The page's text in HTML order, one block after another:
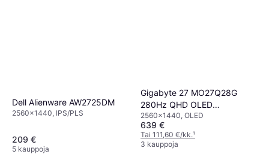
Dell Alienware AW2725DM
2560x1440, IPS/PLS
209 €
5 kauppoja
Gigabyte 27 MO27Q28G
280Hz QHD OLED
Pelimonitori
2560x1440, OLED
639 €
Tai 111,60 €/kk.¹
3 kauppoja